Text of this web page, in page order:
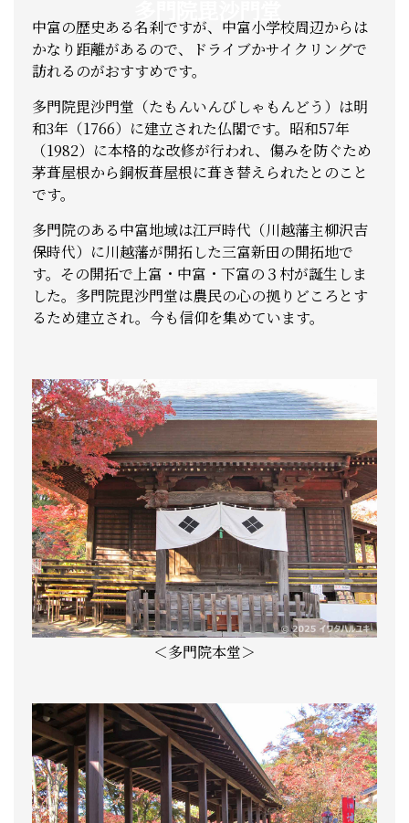
中富の歴史ある名刹ですが、中富小学校周辺からは
かなり距離があるので、ドライブかサイクリングで
訪れるのがおすすめです。
多門院毘沙門堂（たもんいんびしゃもんどう）は明
和3年（1766）に建立された仏閣です。昭和57年
（1982）に本格的な改修が行われ、傷みを防ぐため
茅葺屋根から銅板葺屋根に葺き替えられたとのこと
です。
多門院のある中富地域は江戸時代（川越藩主柳沢吉
保時代）に川越藩が開拓した三富新田の開拓地で
す。その開拓で上富・中富・下富の３村が誕生しま
した。多門院毘沙門堂は農民の心の拠りどころとす
るため建立され。今も信仰を集めています。
＜多門院本堂＞